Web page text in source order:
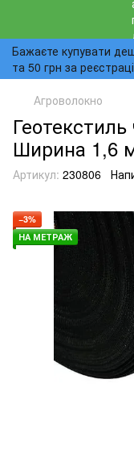
Бажаєте купувати
та 50 грн за
Агроволокно
Ширина 1,6
Артикул: 230806
−3%
НА МЕТРАЖ